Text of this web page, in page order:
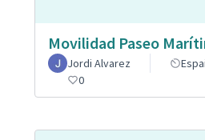
Movilidad Paseo
Jordi Alvarez
0